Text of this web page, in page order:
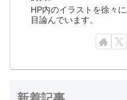
HP内のイラストを徐々
目論んでいます。